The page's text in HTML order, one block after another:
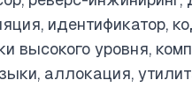
идентификатор,
высокого уровня,
аллокация,